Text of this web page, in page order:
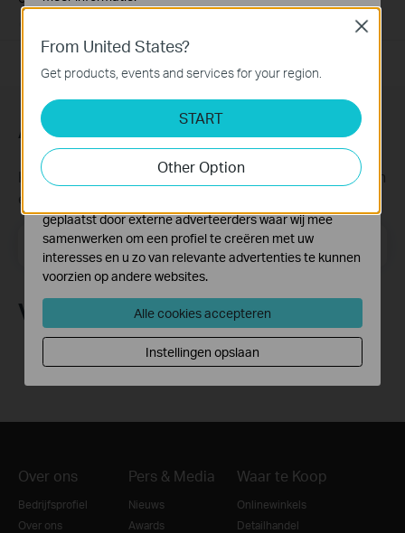
Abonneer
Krijg updates over nieuwe producten, samenwerkingen
en ander interessant nieuws
Email Address Meld je aan
Volg Ons
Over ons
Bedrijfsprofiel
Over ons
Pers & Media
Nieuws
Awards
Waar te Koop
Onlinewinkels
Detailhandel
From United States?
Get products, events and services for your region.
START
Other Option
Close
Deze cookies zijn noodzakelijk voor de werking van de
website en kunnen niet worden uitgeschakeld.
Analyse en Marketing Cookies
Cookies voor analyse geven ons de mogelijkheid uw
activiteiten op onze website te volgen en zo de
functionaliteit van de website aan te passen en te
verbeteren.
geplaatst door externe adverteerders waar wij mee
samenwerken om een profiel te creëren met uw
interesses en u zo van relevante advertenties te kunnen
voorzien op andere websites.
Alle cookies accepteren
Instellingen opslaan